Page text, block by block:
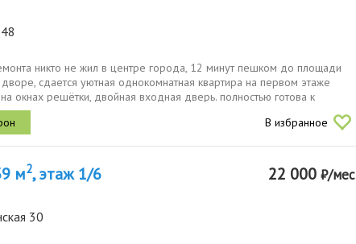
никто не жил в центре города, 12 минут пешком до площади
сдается уютная однокомнатная квартира на первом этаже
окнах решётки, двойная входная дверь. полностью готова к
В избранное
м2, этаж 1/6 22 000 ₽/мес
30